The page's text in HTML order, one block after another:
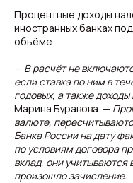
Процентные доходы
иностранных банках
объёме.
— В расчёт не
если ставка по ним в
годовых, а также
Марина Буравова. —
валюте,
Банка России на дату
по условиям договора
вклад, они учитываются
произошло зачисление.